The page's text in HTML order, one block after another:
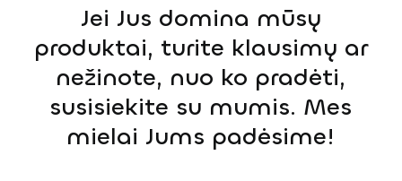
Jei Jus domina mūsų
produktai, turite klausimų ar
nežinote, nuo ko pradėti,
susisiekite su mumis. Mes
mielai Jums padėsime!